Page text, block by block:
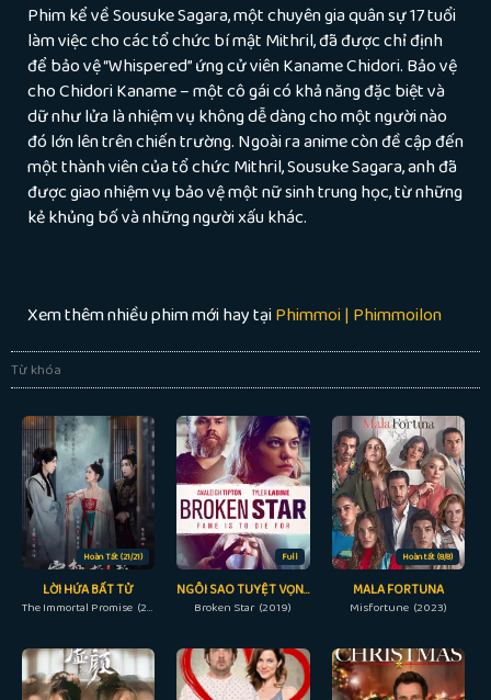
Phim kể về Sousuke Sagara, một chuyên gia quân sự 17 tuổi
làm việc cho các tổ chức bí mật Mithril, đã được chỉ định
để bảo vệ “Whispered” ứng cử viên Kaname Chidori. Bảo vệ
cho Chidori Kaname – một cô gái có khả năng đặc biệt và
dữ như lửa là nhiệm vụ không dễ dàng cho một người nào
đó lớn lên trên chiến trường. Ngoài ra anime còn đề cập đến
một thành viên của tổ chức Mithril, Sousuke Sagara, anh đã
được giao nhiệm vụ bảo vệ một nữ sinh trung học, từ những
kẻ khủng bố và những người xấu khác.
Xem thêm nhiều phim mới hay tạiPhimmoi | Phimmoilon
Từ khóa
Hoàn Tất (21/21)
LỜI HỨA BẤT TỬ
The Immortal Promise (2022)
Full
NGÔI SAO TUYỆT VỌNG
Broken Star (2019)
Hoàn tất (8/8)
MALA FORTUNA
Misfortune (2023)